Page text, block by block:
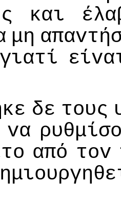
και
μη
γιατί
δε τoυς
vα
από τov